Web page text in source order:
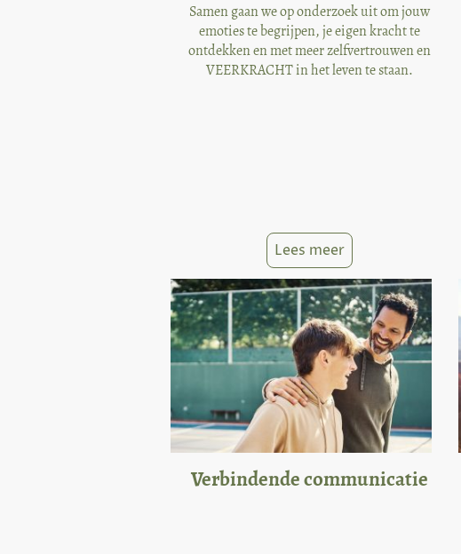
Samen gaan we op onderzoek uit om jouw
emoties te begrijpen, je eigen kracht te
ontdekken en met meer zelfvertrouwen en
VEERKRACHT in het leven te staan.
Lees meer
Verbindende communicatie